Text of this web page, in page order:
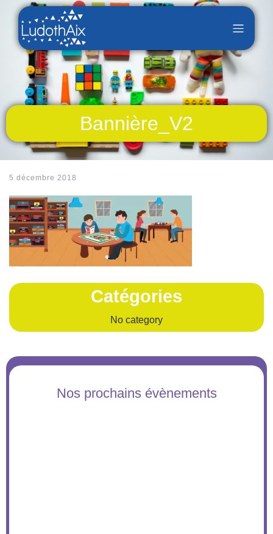
Bannière_V2
5 décembre 2018
Catégories
No category
Nos prochains évènements